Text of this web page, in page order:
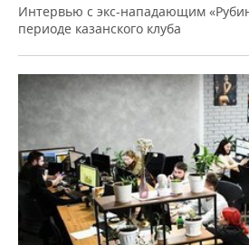
Интервью с экс-нападающим
периоде казанского клуба